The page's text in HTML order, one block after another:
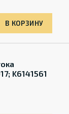
В КОРЗИНУ
K6141561